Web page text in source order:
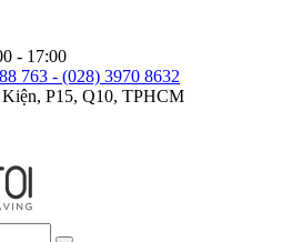
- 17:00
763 - (028) 3970 8632
P15, Q10, TPHCM